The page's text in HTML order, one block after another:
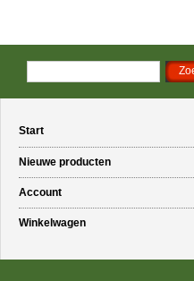
Start
Nieuwe producten
Account
Winkelwagen